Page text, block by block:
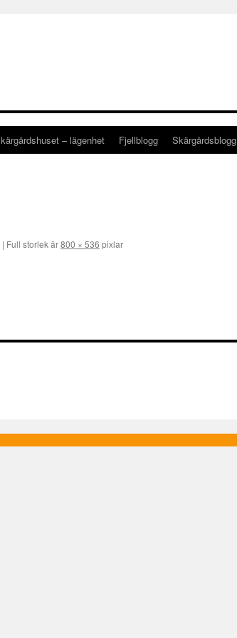
– lägenhet Fjellblogg Skärgårdsblogg
| Full storlek är800 × 536 pixlar